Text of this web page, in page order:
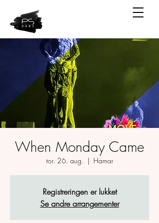
When Monday Came
tor. 26. aug.
  |
Hamar
Registreringen er lukket
Se andre arrangementer